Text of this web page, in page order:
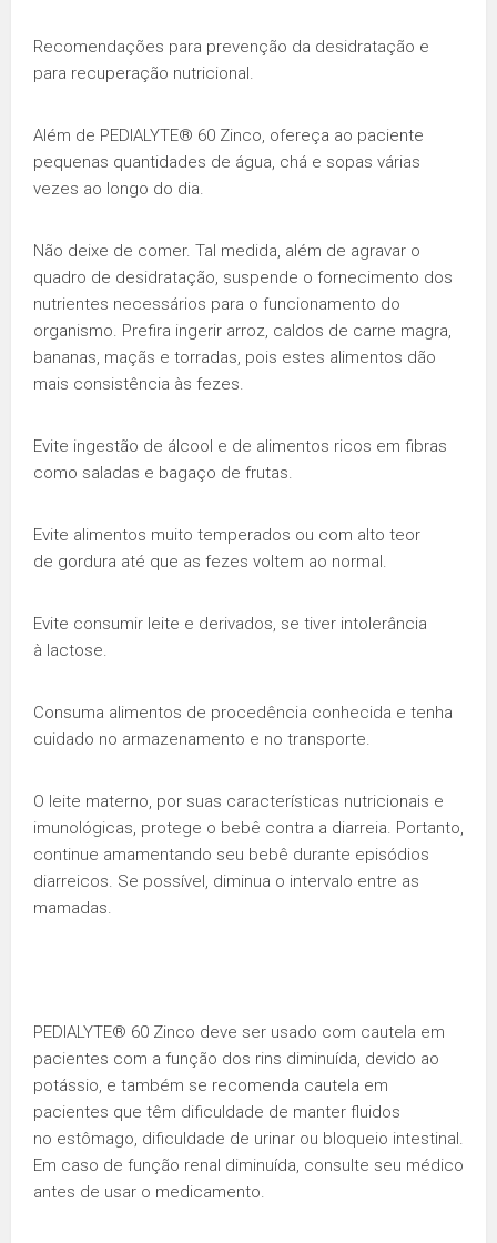
Recomendações para prevenção da desidratação e
para recuperação nutricional.
Além de PEDIALYTE® 60 Zinco, ofereça ao paciente
pequenas quantidades de água, chá e sopas várias
vezes ao longo do dia.
Não deixe de comer. Tal medida, além de agravar o
quadro de desidratação, suspende o fornecimento dos
nutrientes necessários para o funcionamento do
organismo. Prefira ingerir arroz, caldos de carne magra,
bananas, maçãs e torradas, pois estes alimentos dão
mais consistência às fezes.
Evite ingestão de álcool e de alimentos ricos em fibras
como saladas e bagaço de frutas.
Evite alimentos muito temperados ou com alto teor
de gordura até que as fezes voltem ao normal.
Evite consumir leite e derivados, se tiver intolerância
à lactose.
Consuma alimentos de procedência conhecida e tenha
cuidado no armazenamento e no transporte.
O leite materno, por suas características nutricionais e
imunológicas, protege o bebê contra a diarreia. Portanto,
continue amamentando seu bebê durante episódios
diarreicos. Se possível, diminua o intervalo entre as
mamadas.
PEDIALYTE® 60 Zinco deve ser usado com cautela em
pacientes com a função dos rins diminuída, devido ao
potássio, e também se recomenda cautela em
pacientes que têm dificuldade de manter fluidos
no estômago, dificuldade de urinar ou bloqueio intestinal.
Em caso de função renal diminuída, consulte seu médico
antes de usar o medicamento.